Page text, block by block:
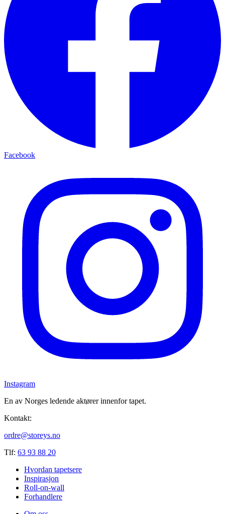
Facebook
Instagram
En av Norges ledende aktører innenfor tapet.
Kontakt:
ordre@storeys.no
Tlf: 63 93 88 20
Hvordan tapetsere
Inspirasjon
Roll-on-wall
Forhandlere